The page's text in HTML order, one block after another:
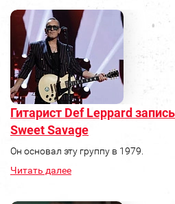
Гитарист Def Leppard
Sweet Savage
Он основал эту группу в 1979.
Читать далее